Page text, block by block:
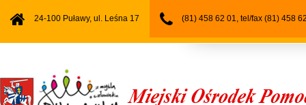
24-100 Puławy, ul. Leśna 17 (81) 458 62 01, tel/fax (81) 458